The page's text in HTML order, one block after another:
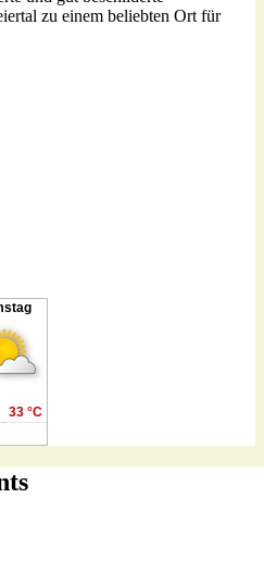
zu einem beliebten Ort für
33 °C